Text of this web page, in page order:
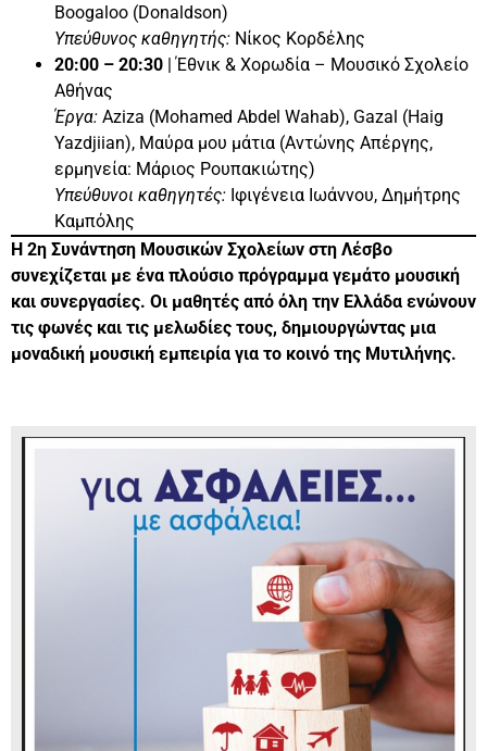
Boogaloo (Donaldson)
Υπεύθυνος καθηγητής: Νίκος Κορδέλης
20:00 – 20:30 | Έθνικ & Χορωδία – Μουσικό Σχολείο
Αθήνας
Έργα: Aziza (Mohamed Abdel Wahab), Gazal (Haig
Yazdjiian), Μαύρα μου μάτια (Αντώνης Απέργης,
ερμηνεία: Μάριος Ρουπακιώτης)
Υπεύθυνοι καθηγητές: Ιφιγένεια Ιωάννου, Δημήτρης
Καμπόλης
Η 2η Συνάντηση Μουσικών Σχολείων στη Λέσβο
συνεχίζεται με ένα πλούσιο πρόγραμμα γεμάτο μουσική
και συνεργασίες. Οι μαθητές από όλη την Ελλάδα ενώνουν
τις φωνές και τις μελωδίες τους, δημιουργώντας μια
μοναδική μουσική εμπειρία για το κοινό της Μυτιλήνης.